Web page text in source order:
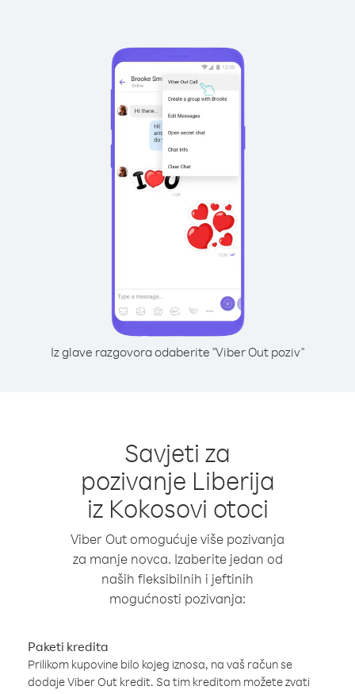
Iz glave razgovora odaberite "Viber Out poziv"
Savjeti za
pozivanje Liberija
iz Kokosovi otoci
Viber Out omogućuje više pozivanja
za manje novca. Izaberite jedan od
naših fleksibilnih i jeftinih
mogućnosti pozivanja:
Paketi kredita
Prilikom kupovine bilo kojeg iznosa, na vaš račun se
dodaje Viber Out kredit. Sa tim kreditom možete zvati